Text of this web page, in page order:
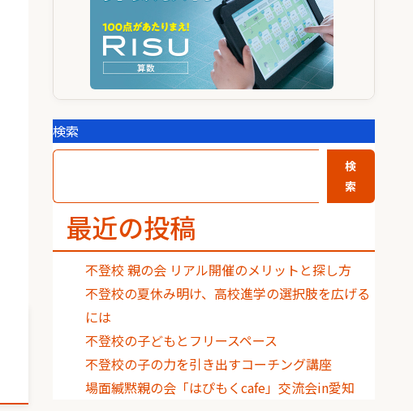
検索
検
索
最近の投稿
不登校 親の会 リアル開催のメリットと探し方
不登校の夏休み明け、高校進学の選択肢を広げる
には
不登校の子どもとフリースペース
不登校の子の力を引き出すコーチング講座
場面緘黙親の会「はぴもくcafe」交流会in愛知